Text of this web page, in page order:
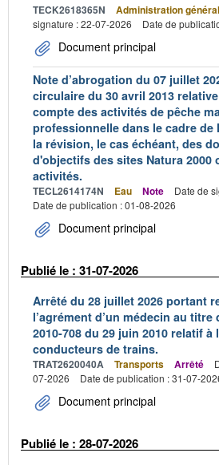
TECK2618365N Administration
signature : 22-07-2026
Date de
Document principal
Note d’abrogation du 07 juillet
circulaire du 30 avril 2013
compte des activités de pêche
professionnelle dans le cadre de
la révision, le cas échéant, des
d'objectifs des sites Natura 2000
activités.
TECL2614174N Eau Note
Date de
Date de publication : 01-08-2026
Document principal
Publié le : 31-07-2026
Arrêté du 28 juillet 2026 portant
l’agrément d’un médecin au titre
2010-708 du 29 juin 2010 relatif
conducteurs de trains.
TRAT2620040A Transports Arrêté
07-2026
Date de publication : 31-07-
Document principal
Publié le : 28-07-2026